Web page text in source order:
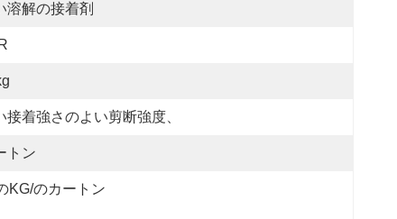
溶解の接着剤
接着強さのよい剪断強度、
トン
KG/のカートン